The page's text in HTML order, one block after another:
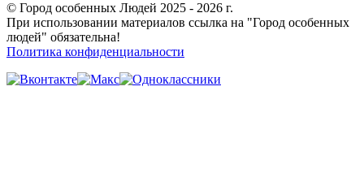
© Город особенных Людей 2025 - 2026 г.
При использовании материалов ссылка на "Город особенных
людей" обязательна!
Политика конфиденциальности